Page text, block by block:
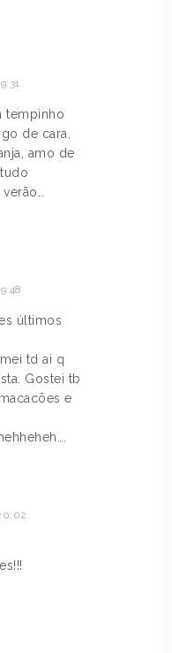
tempinho
de cara,
amo de
últimos
td ai q
Gostei tb
e